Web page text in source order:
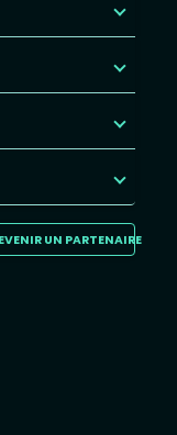
UN PARTENAIRE